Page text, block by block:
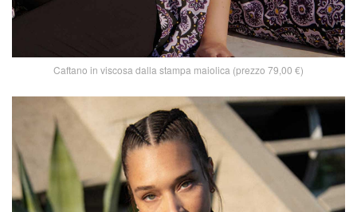
Caftano in viscosa dalla stampa maiolica (prezzo 79,00 €)